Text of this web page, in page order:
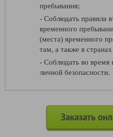
пребывания;
- Соблюдать правила
временного
(места) временного
там, а также в
- Соблюдать во время
личной безопасности.
Заказать